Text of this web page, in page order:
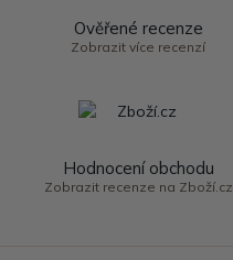
Ověřené recenze
Zobrazit více recenzí
Hodnocení obchodu
Zobrazit recenze na Zboží.cz